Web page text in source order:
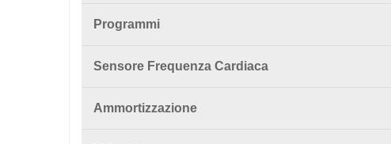
Programmi
Sensore Frequenza Cardiaca
Ammortizzazione